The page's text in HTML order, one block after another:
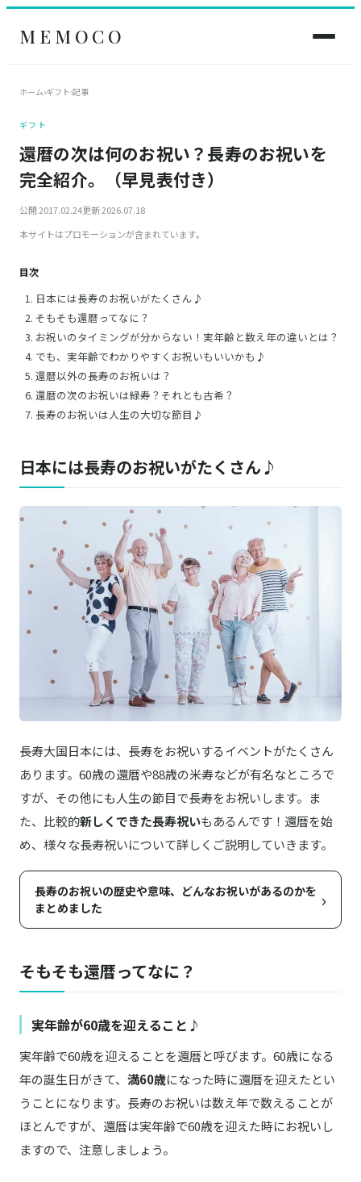
MEMOCO
ホーム›ギフト›記事
ギフト
還暦の次は何のお祝い？長寿のお祝いを
完全紹介。（早見表付き）
公開 2017.02.24更新 2026.07.18
本サイトはプロモーションが含まれています。
目次
日本には長寿のお祝いがたくさん♪
そもそも還暦ってなに？
お祝いのタイミングが分からない！実年齢と数え年の違いとは？
でも、実年齢でわかりやすくお祝いもいいかも♪
還暦以外の長寿のお祝いは？
還暦の次のお祝いは緑寿？それとも古希？
長寿のお祝いは人生の大切な節目♪
日本には長寿のお祝いがたくさん♪
長寿大国日本には、長寿をお祝いするイベントがたくさん
あります。60歳の還暦や88歳の米寿などが有名なところで
すが、その他にも人生の節目で長寿をお祝いします。ま
た、比較的新しくできた長寿祝いもあるんです！還暦を始
め、様々な長寿祝いについて詳しくご説明していきます。
長寿のお祝いの歴史や意味、どんなお祝いがあるのかを
まとめました
›
そもそも還暦ってなに？
実年齢が60歳を迎えること♪
実年齢で60歳を迎えることを還暦と呼びます。60歳になる
年の誕生日がきて、 満60歳になった時に還暦を迎えたとい
うことになります。長寿のお祝いは数え年で数えることが
ほとんですが、還暦は実年齢で60歳を迎えた時にお祝いし
ますので、注意しましょう。